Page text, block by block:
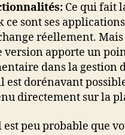
Ce qui fait
ce sont ses
réellement. Mais
version apporte un
dans la gestion
est dorénavant
directement sur la
peu probable que